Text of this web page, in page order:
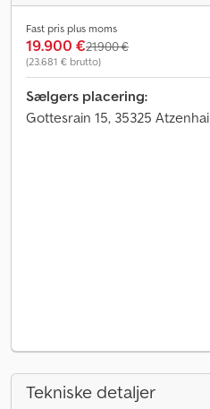
Fast pris plus moms
19.900 €21.900 €
(23.681 € brutto)
Sælgers placering:
Gottesrain 15, 35325
Tekniske detaljer